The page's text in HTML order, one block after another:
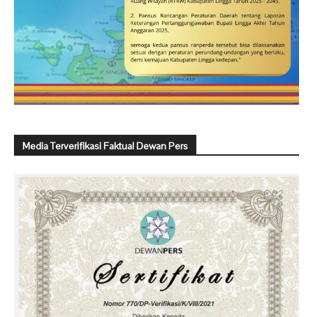
Media Terverifikasi Faktual Dewan Pers